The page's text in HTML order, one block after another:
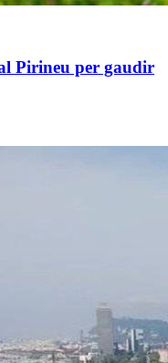
Pirineu per gaudir